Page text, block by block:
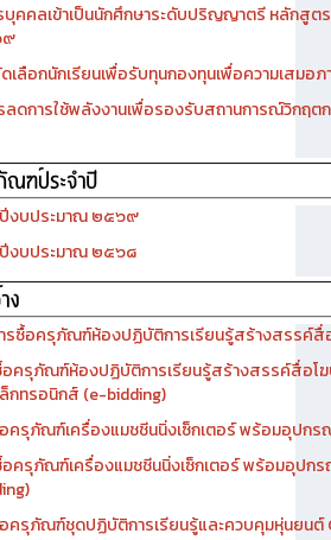
คคลเข้าเป็นนักศึกษาระดับปริญญาตรี หลักสูต
๙
เลือกนักเรียนเพื่อรับทุนกองทุนเพื่อความเสมอ
ลดการใช้พลังงานเพื่อรองรับสถานการณ์วิกฤ
งบประมาณ ๒๕๖๙
งบประมาณ ๒๕๖๘
ารซื้อครุภัณฑ์ห้องปฏิบัติการเรียนรู้สร้างสรรค์
อครุภัณฑ์ห้องปฏิบัติการเรียนรู้สร้างสรรค์สื่อโ
กทรอนิกส์ (e-bidding)
อครุภัณฑ์เครื่องแมชชีนนิ่งเซ็กเตอร์ พร้อมอุปก
อครุภัณฑ์เครื่องแมชชีนนิ่งเซ็กเตอร์ พร้อมอุปก
อครุภัณฑ์ชุดปฏิบัติการเรียนรู้และควบคุมหุ่นยน